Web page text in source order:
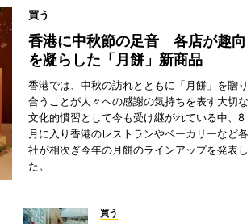
買う
香港に中秋節の足音 各店が趣向
を凝らした「月餅」新商品
香港では、中秋の訪れとともに「月餅」を贈り
合うことが人々への感謝の気持ちを表す大切な
文化的慣習として今も受け継がれている中、8
月に入り香港のレストランやベーカリーなど各
社が相次ぎ今年の月餅のラインアップを発表し
た。
買う